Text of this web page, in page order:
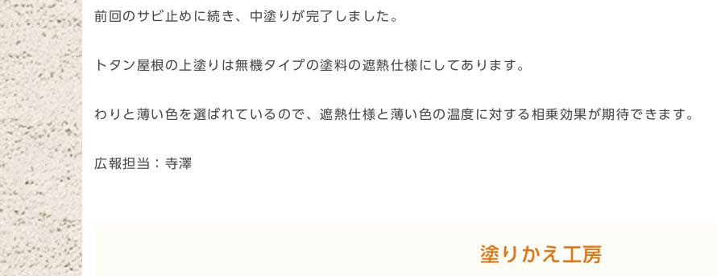
前回のサビ止めに続き、中塗りが完了しました。
トタン屋根の上塗りは無機タイプの塗料の遮熱仕様にしてあります。
わりと薄い色を選ばれているので、遮熱仕様と薄い色の温度に対する相乗効果が期待できます。
広報担当：寺澤
塗りかえ工房